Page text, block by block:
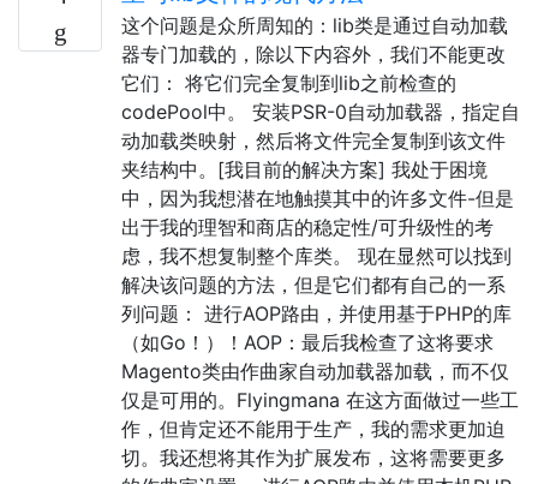
这个问题是众所周知的：lib类是通过自动加载
器专门加载的，除以下内容外，我们不能更改
它们： 将它们完全复制到lib之前检查的
codePool中。 安装PSR-0自动加载器，指定自
动加载类映射，然后将文件完全复制到该文件
夹​​结构中。[我目前的解决方案] 我处于困境
中，因为我想潜在地触摸其中的许多文件-但是
出于我的理智和商店的稳定性/可升级性的考
虑，我不想复制整个库类。 现在显然可以找到
解决该问题的方法，但是它们都有自己的一系
列问题： 进行AOP路由，并使用基于PHP的库
（如Go！）！AOP：最后我检查了这将要求
Magento类由作曲家自动加载器加载，而不仅
仅是可用的。Flyingmana 在这方面做过一些工
作，但肯定还不能用于生产，我的需求更加迫
切。我还想将其作为扩展发布，这将需要更多